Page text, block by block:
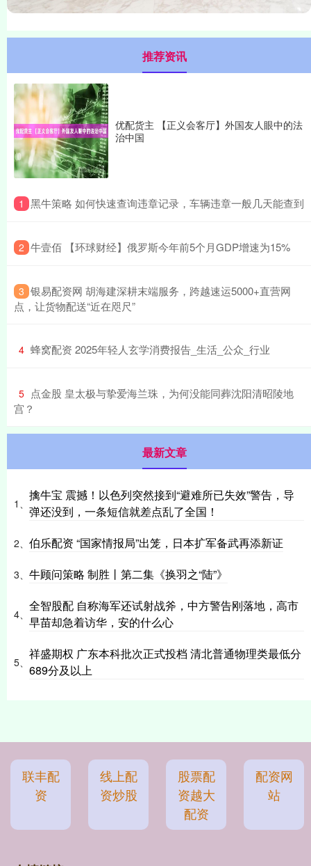
推荐资讯
优配货主 【正义会客厅】外国友人眼中的法
治中国
1 ​黑牛策略 如何快速查询违章记录，车辆违章一般几天能查到
2 ​牛壹佰 【环球财经】俄罗斯今年前5个月GDP增速为15%
3 ​银易配资网 胡海建深耕末端服务，跨越速运5000+直营网
点，让货物配送“近在咫尺”
4 ​蜂窝配资 2025年轻人玄学消费报告_生活_公众_行业
5 ​点金股 皇太极与挚爱海兰珠，为何没能同葬沈阳清昭陵地
宫？
最新文章
1、
擒牛宝 震撼！以色列突然接到“避难所已失效”警告，导
弹还没到，一条短信就差点乱了全国！
2、 伯乐配资 “国家情报局”出笼，日本扩军备武再添新证
3、 牛顾问策略 制胜丨第二集《换羽之“陆”》
4、
全智股配 自称海军还试射战斧，中方警告刚落地，高市
早苗却急着访华，安的什么心
5、
祥盛期权 广东本科批次正式投档 清北普通物理类最低分
689分及以上
联丰配
资
线上配
资炒股
股票配
资越大
配资
配资网
站